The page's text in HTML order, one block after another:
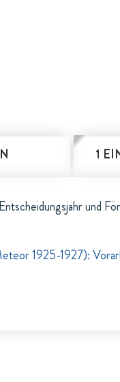
1
und
1925-1927):